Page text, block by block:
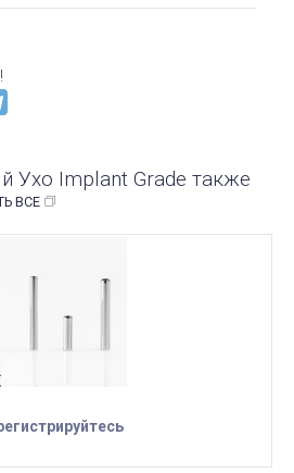
Ухо Implant Grade также
ВСЕ